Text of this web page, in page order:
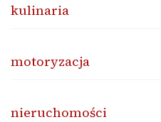
kulinaria
motoryzacja
nieruchomości